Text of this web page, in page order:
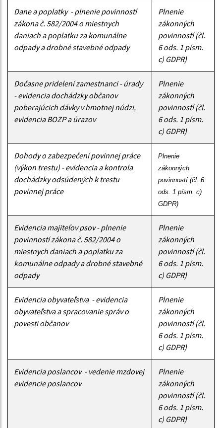
Dane a poplatky - plnenie povinností
zákona č. 582/2004 o miestnych
daniach a poplatku za komunálne
odpady a drobné stavebné odpady
Plnenie
zákonných
povinností (čl.
6 ods. 1 písm.
c) GDPR)
Dočasne pridelení zamestnanci - úrady
- evidencia dochádzky občanov
poberajúcich dávky v hmotnej núdzi,
evidencia BOZP a úrazov
Plnenie
zákonných
povinností (čl.
6 ods. 1 písm.
c) GDPR)
Dohody o zabezpečení povinnej práce
(výkon trestu) - evidencia a kontrola
dochádzky odsúdených k trestu
povinnej práce
Plnenie
zákonných
povinností (čl. 6
ods. 1 písm. c)
GDPR)
Evidencia majiteľov psov - plnenie
povinností zákona č. 582/2004 o
miestnych daniach a poplatku za
komunálne odpady a drobné stavebné
odpady
Plnenie
zákonných
povinností (čl.
6 ods. 1 písm.
c) GDPR)
Evidencia obyvateľstva - evidencia
obyvateľstva a spracovanie správ o
povesti občanov
Plnenie
zákonných
povinností (čl.
6 ods. 1 písm.
c) GDPR)
Evidencia poslancov - vedenie mzdovej
evidencie poslancov
Plnenie
zákonných
povinností (čl.
6 ods. 1 písm.
c) GDPR)